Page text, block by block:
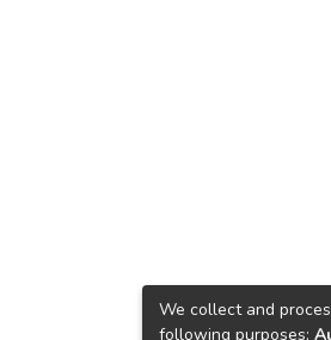
We collect and
following purposes: